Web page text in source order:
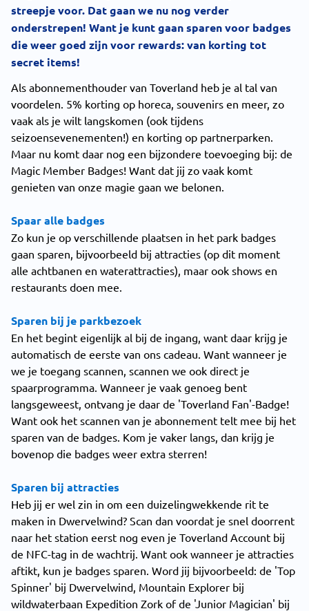
streepje voor. Dat gaan we nu nog verder
onderstrepen! Want je kunt gaan sparen voor badges
die weer goed zijn voor rewards: van korting tot
secret items!
Als abonnementhouder van Toverland heb je al tal van
voordelen. 5% korting op horeca, souvenirs en meer, zo
vaak als je wilt langskomen (ook tijdens
seizoensevenementen!) en korting op partnerparken.
Maar nu komt daar nog een bijzondere toevoeging bij: de
Magic Member Badges! Want dat jij zo vaak komt
genieten van onze magie gaan we belonen.
Spaar alle badges
Zo kun je op verschillende plaatsen in het park badges
gaan sparen, bijvoorbeeld bij attracties (op dit moment
alle achtbanen en waterattracties), maar ook shows en
restaurants doen mee.
Sparen bij je parkbezoek
En het begint eigenlijk al bij de ingang, want daar krijg je
automatisch de eerste van ons cadeau. Want wanneer je
we je toegang scannen, scannen we ook direct je
spaarprogramma. Wanneer je vaak genoeg bent
langsgeweest, ontvang je daar de 'Toverland Fan'-Badge!
Want ook het scannen van je abonnement telt mee bij het
sparen van de badges. Kom je vaker langs, dan krijg je
bovenop die badges weer extra sterren!
Sparen bij attracties
Heb jij er wel zin in om een duizelingwekkende rit te
maken in Dwervelwind? Scan dan voordat je snel doorrent
naar het station eerst nog even je Toverland Account bij
de NFC-tag in de wachtrij. Want ook wanneer je attracties
aftikt, kun je badges sparen. Word jij bijvoorbeeld: de 'Top
Spinner' bij Dwervelwind, Mountain Explorer bij
wildwaterbaan Expedition Zork of de 'Junior Magician' bij